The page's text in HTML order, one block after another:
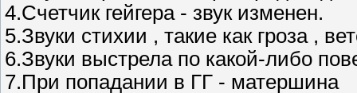
4.Счетчик гейгера - звук изменен.
5.Звуки стихии , такие как гроза ,
6.Звуки выстрела по какой-либо
7.При попадании в ГГ - матершина